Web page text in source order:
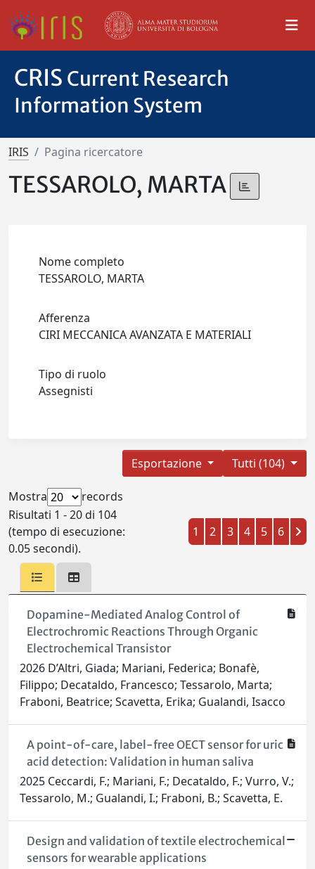
CRIS Current Research
Information System
IRIS Pagina ricercatore
TESSAROLO, MARTA
Nome completo
TESSAROLO, MARTA
Afferenza
CIRI MECCANICA AVANZATA E MATERIALI
Tipo di ruolo
Assegnisti
Tutti (104)
Esportazione
Mostra
records
Risultati 1 - 20 di 104
(tempo di esecuzione:
0.05 secondi).
1 2 3 4 5 6
Dopamine-Mediated Analog Control of
Electrochromic Reactions Through Organic
Electrochemical Transistor
2026 D’Altri, Giada; Mariani, Federica; Bonafè,
Filippo; Decataldo, Francesco; Tessarolo, Marta;
Fraboni, Beatrice; Scavetta, Erika; Gualandi, Isacco
A point-of-care, label-free OECT sensor for uric
acid detection: Validation in human saliva
2025 Ceccardi, F.; Mariani, F.; Decataldo, F.; Vurro, V.;
Tessarolo, M.; Gualandi, I.; Fraboni, B.; Scavetta, E.
Design and validation of textile electrochemical
sensors for wearable applications